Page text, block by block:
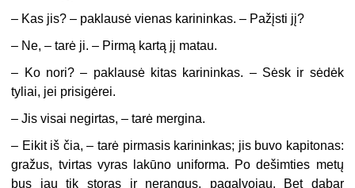
– Kas jis? – paklausė vienas karininkas. – Pažįsti jį?
– Ne, – tarė ji. – Pirmą kartą jį matau.
– Ko nori? – paklausė kitas karininkas. – Sėsk ir sėdėk
tyliai, jei prisigėrei.
– Jis visai negirtas, – tarė mergina.
– Eikit iš čia, – tarė pirmasis karininkas; jis buvo kapitonas:
gražus, tvirtas vyras lakūno uniforma. Po dešimties metų
bus jau tik storas ir nerangus, pagalvojau. Bet dabar